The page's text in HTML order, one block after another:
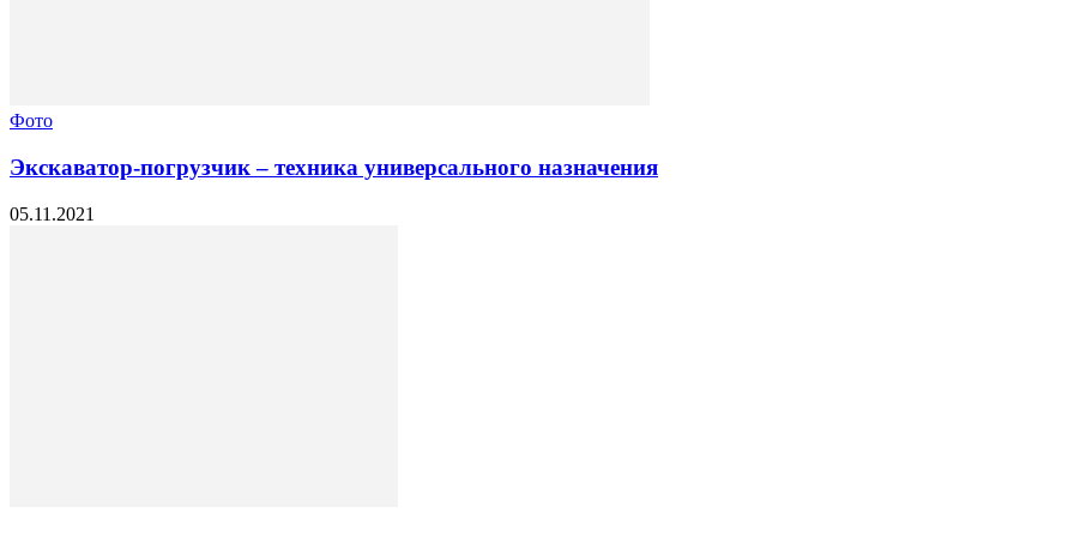
Фото
Экскаватор-погрузчик – техника универсального назначения
05.11.2021